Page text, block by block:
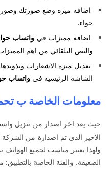
اضافه ميزه وضع صورتك
حواء.
اضافه مميزات في واتساب
والنص التلقائي من اهم
تعديل ميزه الاشعارات
الشاشه الرئيسيه في واتساب
معلومات الخاصة ب
حيث يعد اخر اصدار من تنزيل
ولهذا يعتبر مناسب لجميع الهواتف
الضعيفة. والفئة الخاصة بالتطبيق: